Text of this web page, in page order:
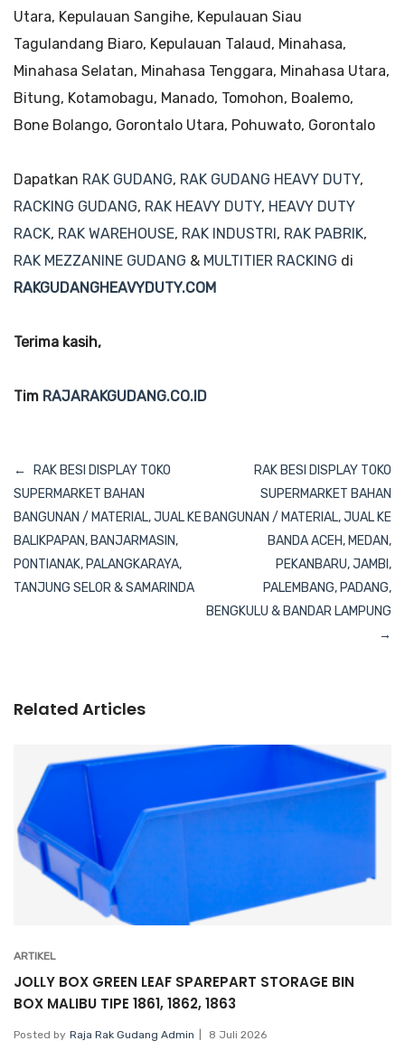
Utara, Kepulauan Sangihe, Kepulauan Siau
Tagulandang Biaro, Kepulauan Talaud, Minahasa,
Minahasa Selatan, Minahasa Tenggara, Minahasa Utara,
Bitung, Kotamobagu, Manado, Tomohon, Boalemo,
Bone Bolango, Gorontalo Utara, Pohuwato, Gorontalo
Dapatkan RAK GUDANG, RAK GUDANG HEAVY DUTY,
RACKING GUDANG, RAK HEAVY DUTY, HEAVY DUTY
RACK, RAK WAREHOUSE, RAK INDUSTRI, RAK PABRIK,
RAK MEZZANINE GUDANG & MULTITIER RACKING di
RAKGUDANGHEAVYDUTY.COM
Terima kasih,
Tim RAJARAKGUDANG.CO.ID
Navigasi
pos
RAK BESI DISPLAY TOKO
SUPERMARKET BAHAN
BANGUNAN / MATERIAL, JUAL KE
BALIKPAPAN, BANJARMASIN,
PONTIANAK, PALANGKARAYA,
TANJUNG SELOR & SAMARINDA
RAK BESI DISPLAY TOKO
SUPERMARKET BAHAN
BANGUNAN / MATERIAL, JUAL KE
BANDA ACEH, MEDAN,
PEKANBARU, JAMBI,
PALEMBANG, PADANG,
BENGKULU & BANDAR LAMPUNG
Related Articles
ARTIKEL
JOLLY BOX GREEN LEAF SPAREPART STORAGE BIN
BOX MALIBU TIPE 1861, 1862, 1863
Posted by Raja Rak Gudang Admin 8 Juli 2026